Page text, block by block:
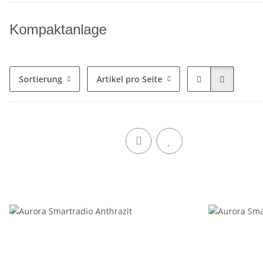
Kompaktanlage
Sortierung Artikel pro Seite